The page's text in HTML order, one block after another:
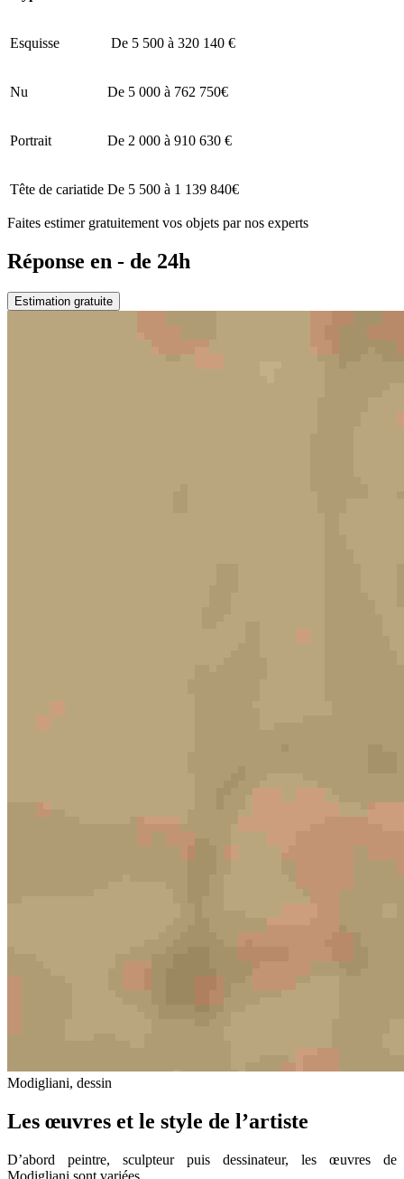
Esquisse De 5 500 à 320 140 €
Nu De 5 000 à 762 750€
Portrait De 2 000 à 910 630 €
Tête de cariatide De 5 500 à 1 139 840€
Faites estimer gratuitement vos objets par nos experts
Réponse en - de 24h
Estimation gratuite
Modigliani, dessin
Les œuvres et le style de l’artiste
D’abord peintre, sculpteur puis dessinateur, les œuvres de
Modigliani sont variées.